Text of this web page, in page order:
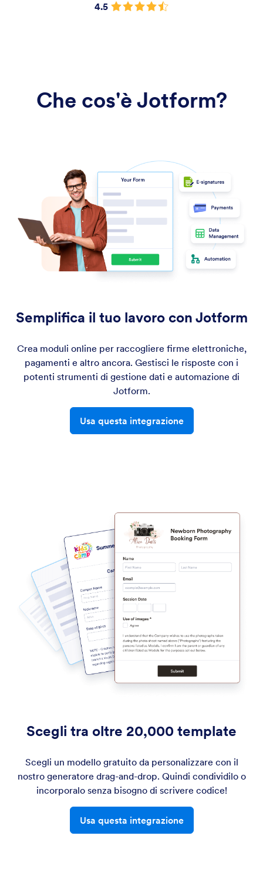
4.5
Che cos'è Jotform?
Semplifica il tuo lavoro con Jotform
Crea moduli online per raccogliere firme elettroniche,
pagamenti e altro ancora. Gestisci le risposte con i
potenti strumenti di gestione dati e automazione di
Jotform.
Usa questa integrazione
Scegli tra oltre 20,000 template
Scegli un modello gratuito da personalizzare con il
nostro generatore drag-and-drop. Quindi condividilo o
incorporalo senza bisogno di scrivere codice!
Usa questa integrazione